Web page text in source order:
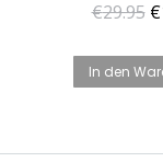
€29.95 €
In den